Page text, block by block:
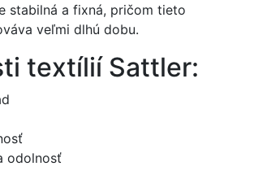
stabilná a fixná, pričom tieto
veľmi dlhú dobu.
textílií Sattler:
odolnosť